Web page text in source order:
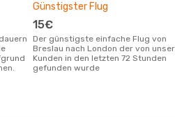
Günstigster Flug
15€
Der günstigste einfache Flug von
Breslau nach London der von
Kunden in den letzten 72 Stunden
gefunden wurde